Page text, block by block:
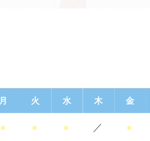
月 火 水 木 金
● ● ● ／ ●